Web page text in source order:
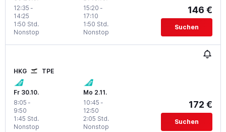
12:35 -
14:25
Nonstop
1:50 Std.
15:20 -
17:10
Nonstop
1:50 Std.
146 €
Suchen
HKG TPE
Fr 30.10.
8:05 -
9:50
Nonstop
1:45 Std.
Mo 2.11.
10:45 -
12:50
Nonstop
2:05 Std.
172 €
Suchen